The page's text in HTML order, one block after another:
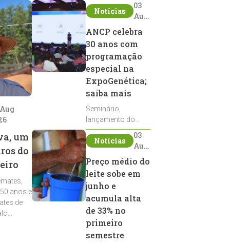
um
do
anos e
de
Notícias
03
Aug
ANCP celebra
30 anos com
programação
especial na
ExpoGenética;
saiba mais
Seminário,
lançamento do
Sumário de Touros,
debates, podcast,
reprodutores e
homenagens
integram a
programação da
entidade durante a
ExpoGenética 2026
Notícias
03
Aug
2026
Preço médio do
leite sobe em
junho e
acumula alta
de 33% no
primeiro
semestre